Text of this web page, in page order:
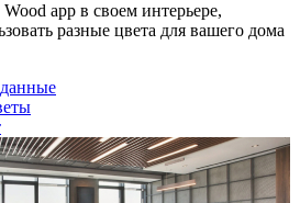
app в своем интерьере,
разные цвета для вашего дома